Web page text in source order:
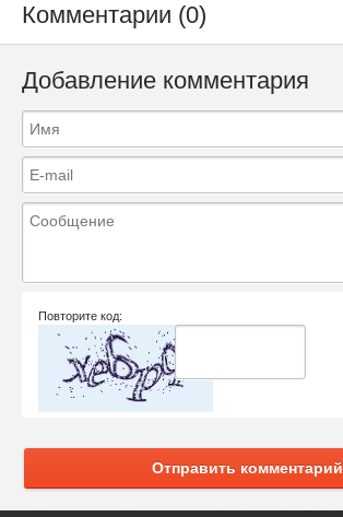
Комментарии (0)
Добавление комментария
Повторите код:
Отправить комментарий